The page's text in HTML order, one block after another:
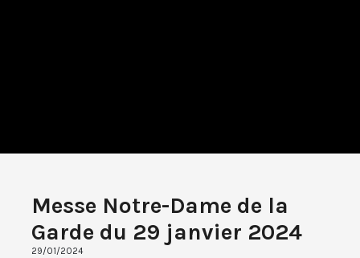
Messe Notre-Dame de la
Garde du 29 janvier 2024
29/01/2024